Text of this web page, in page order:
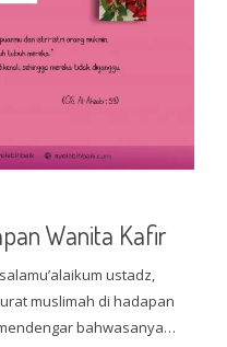
Wanita Kafir
ustadz,
muslimah di hadapan
bahwasanya…